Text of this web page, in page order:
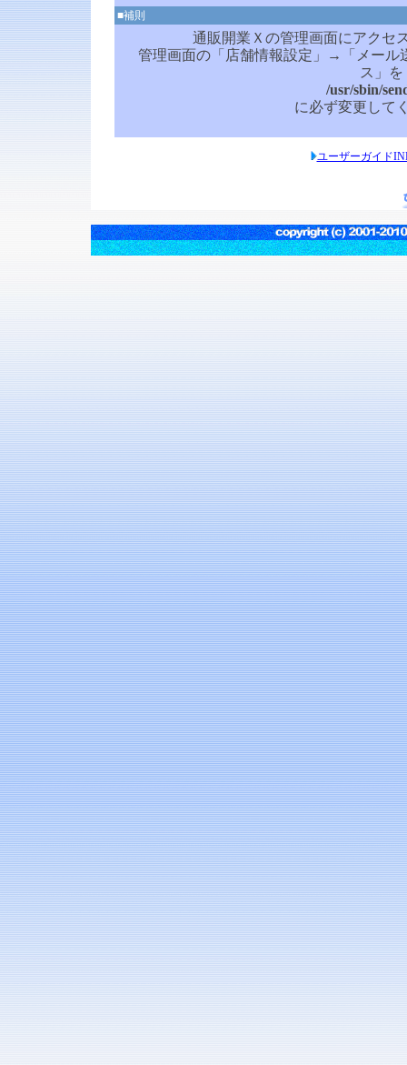
■補則
通販開業Ｘの管理画面にアクセ
管理画面の「店舗情報設定」→「メール
ス」を
/usr/sbin/
に必ず変更して
ユーザーガイド